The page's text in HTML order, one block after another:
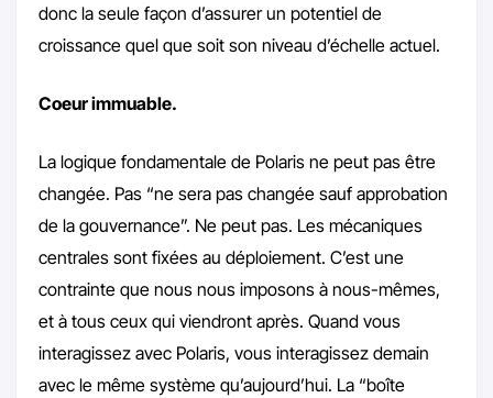
donc la seule façon d’assurer un potentiel de
croissance quel que soit son niveau d’échelle actuel.
Coeur immuable.
La logique fondamentale de Polaris ne peut pas être
changée. Pas “ne sera pas changée sauf approbation
de la gouvernance”. Ne peut pas. Les mécaniques
centrales sont fixées au déploiement. C’est une
contrainte que nous nous imposons à nous-mêmes,
et à tous ceux qui viendront après. Quand vous
interagissez avec Polaris, vous interagissez demain
avec le même système qu’aujourd’hui. La “boîte